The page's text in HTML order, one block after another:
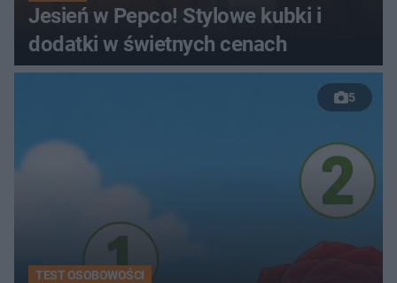
Jesień w Pepco! Stylowe kubki i
dodatki w świetnych cenach
5
TEST OSOBOWOŚCI